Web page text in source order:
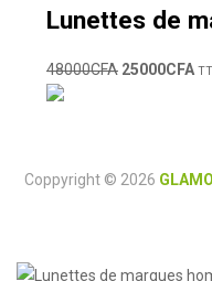
Lunettes de
48000CFA 25000CFA
Coppyright © 2026